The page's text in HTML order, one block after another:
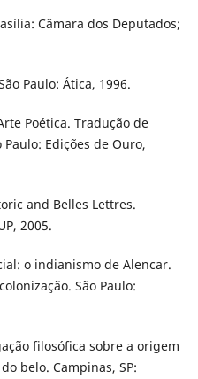
Câmara dos Deputados;
Paulo: Ática, 1996.
Poética. Tradução de
Edições de Ouro,
and Belles Lettres.
2005.
o indianismo de Alencar.
São Paulo:
filosófica sobre a origem
belo. Campinas, SP: